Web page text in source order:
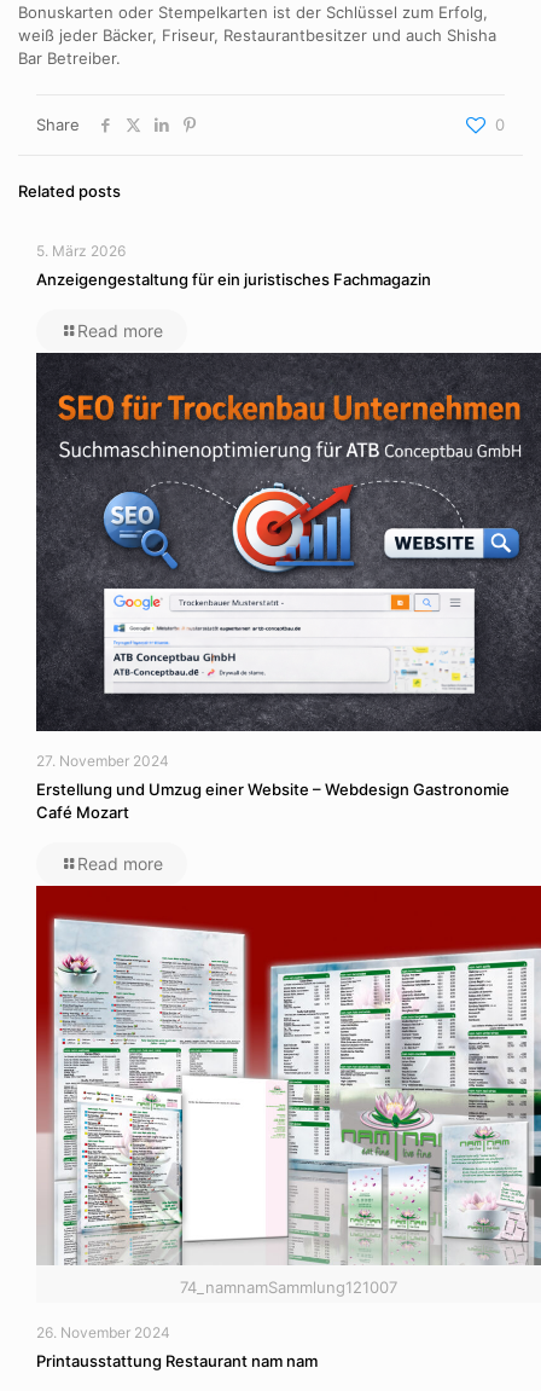
Bonuskarten oder Stempelkarten ist der Schlüssel zum Erfolg,
weiß jeder Bäcker, Friseur, Restaurantbesitzer und auch Shisha
Bar Betreiber.
Share 0
Related posts
5. März 2026
Anzeigengestaltung für ein juristisches Fachmagazin
Read more
27. November 2024
Erstellung und Umzug einer Website – Webdesign Gastronomie
Café Mozart
Read more
74_namnamSammlung121007
26. November 2024
Printausstattung Restaurant nam nam